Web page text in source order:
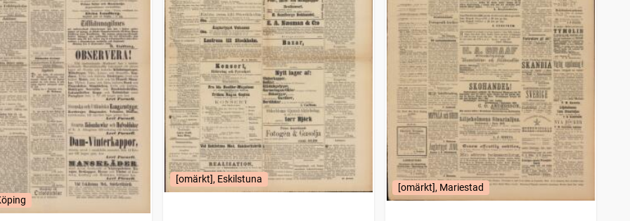
[omärkt], Eskilstuna
[omärkt], Mariestad